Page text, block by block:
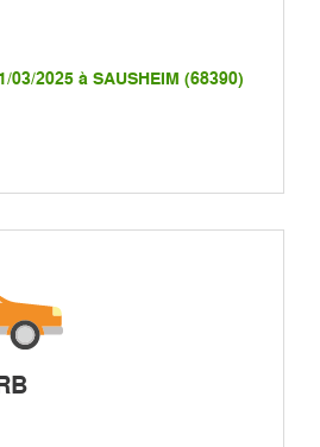
2025 à SAUSHEIM (68390)